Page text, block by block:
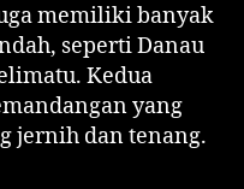
memiliki banyak
seperti Danau
Kedua
yang
jernih dan tenang.